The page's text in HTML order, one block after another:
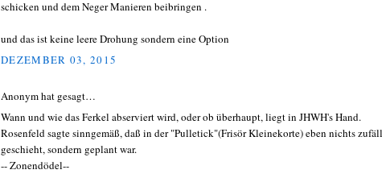
schicken und dem Neger Manieren beibringen .
und das ist keine leere Drohung sondern eine Option
DEZEMBER 03, 2015
Anonym hat gesagt…
Wann und wie das Ferkel abserviert wird, oder ob überhaupt, liegt in JHWH's Hand.
Rosenfeld sagte sinngemäß, daß in der "Pulletick"(Frisör Kleinekorte) eben nichts
geschieht, sondern geplant war.
-- Zonendödel--